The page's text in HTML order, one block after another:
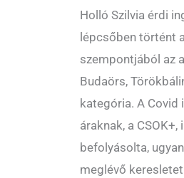
Holló Szilvia érdi
lépcsőben történt
szempontjából az
Budaörs,
kategória. A Covid
áraknak, a
befolyásolta,
meglévő